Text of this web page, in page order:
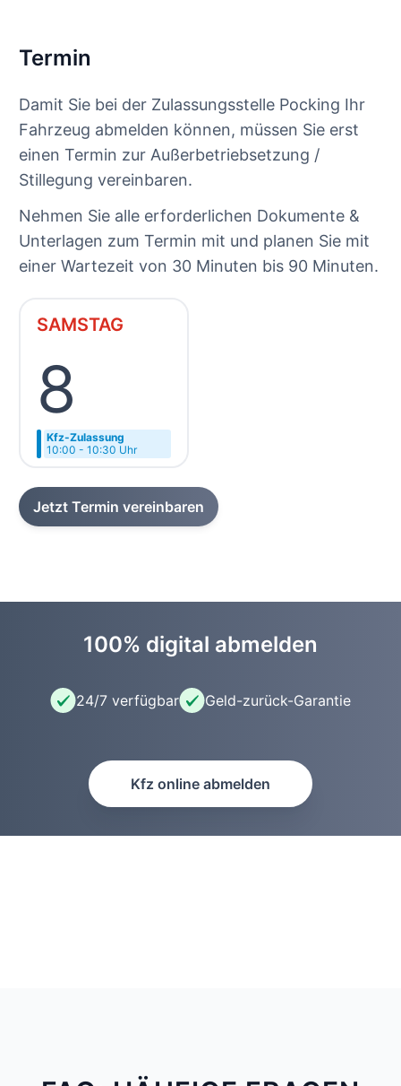
Termin
Damit Sie bei der Zulassungsstelle Pocking Ihr
Fahrzeug abmelden können, müssen Sie erst
einen Termin zur Außerbetriebsetzung /
Stillegung vereinbaren.
Nehmen Sie alle erforderlichen Dokumente &
Unterlagen zum Termin mit und planen Sie mit
einer Wartezeit von 30 Minuten bis 90 Minuten.
SAMSTAG
8
Kfz-Zulassung
10:00 - 10:30 Uhr
Jetzt Termin vereinbaren
100% digital abmelden
24/7 verfügbar Geld-zurück-Garantie
Kfz online abmelden